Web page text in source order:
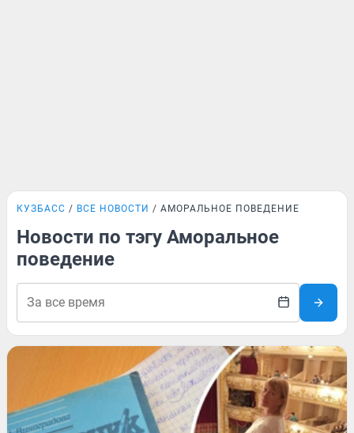
КУЗБАСС ВСЕ НОВОСТИ АМОРАЛЬНОЕ ПОВЕДЕНИЕ
Новости по тэгу Аморальное
поведение